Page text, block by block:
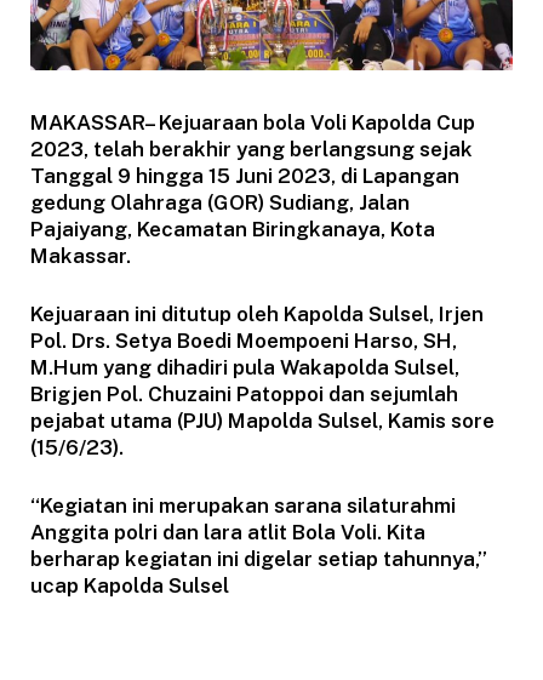
MAKASSAR– Kejuaraan bola Voli Kapolda Cup
2023, telah berakhir yang berlangsung sejak
Tanggal 9 hingga 15 Juni 2023, di Lapangan
gedung Olahraga (GOR) Sudiang, Jalan
Pajaiyang, Kecamatan Biringkanaya, Kota
Makassar.
Kejuaraan ini ditutup oleh Kapolda Sulsel, Irjen
Pol. Drs. Setya Boedi Moempoeni Harso, SH,
M.Hum yang dihadiri pula Wakapolda Sulsel,
Brigjen Pol. Chuzaini Patoppoi dan sejumlah
pejabat utama (PJU) Mapolda Sulsel, Kamis sore
(15/6/23).
“Kegiatan ini merupakan sarana silaturahmi
Anggita polri dan lara atlit Bola Voli. Kita
berharap kegiatan ini digelar setiap tahunnya,”
ucap Kapolda Sulsel